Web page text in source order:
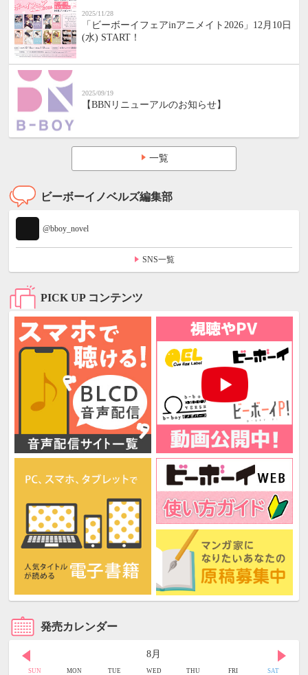
2025/11/28
「ビーボーイフェアinアニメイト2026」12月10日
(水) START！
2025/09/19
【BBNリニューアルのお知らせ】
一覧
ビーボーイノベルズ編集部
@bboy_novel
SNS一覧
PICK UP コンテンツ
発売カレンダー
8月
SUN MON TUE WED THU FRI SAT